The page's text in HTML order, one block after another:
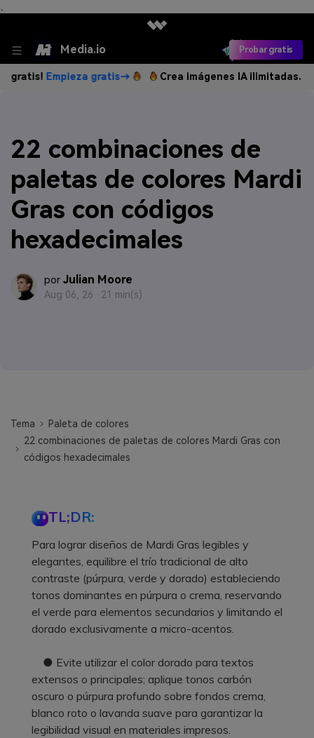
、
Media.io Probar gratis
gratis→ Crea imágenes IA ilimitadas. 100 %
22 combinaciones de
paletas de colores Mardi
Gras con códigos
hexadecimales
por Julian Moore
Aug 06, 26 · 21 min(s)
Tema
Paleta de colores
22 combinaciones de paletas de colores Mardi Gras con
códigos hexadecimales
TL;DR:
Para lograr diseños de Mardi Gras legibles y
elegantes, equilibre el trío tradicional de alto
contraste (púrpura, verde y dorado) estableciendo
tonos dominantes en púrpura o crema, reservando
el verde para elementos secundarios y limitando el
dorado exclusivamente a micro-acentos.
● Evite utilizar el color dorado para textos
extensos o principales; aplique tonos carbón
oscuro o púrpura profundo sobre fondos crema,
blanco roto o lavanda suave para garantizar la
legibilidad visual en materiales impresos.